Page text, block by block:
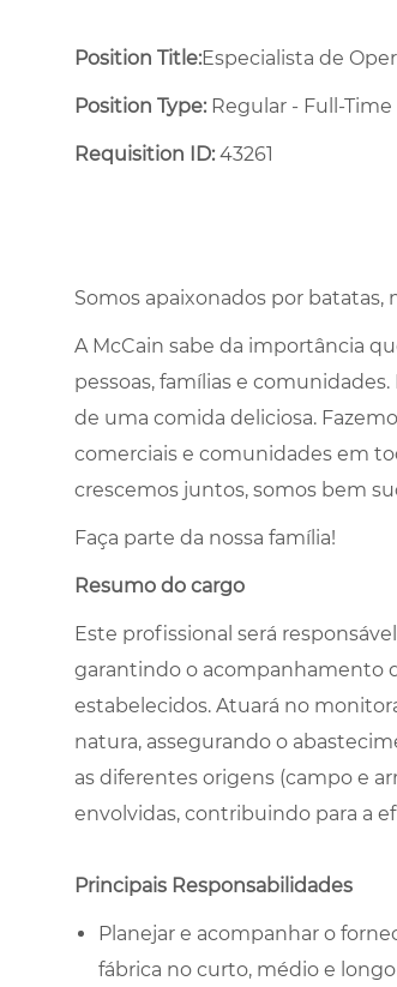
Position Title:Especialista de
Position Type:Regular - Full-Time ​
Requisition ID:43261
Somos apaixonados por batatas,
A McCain sabe da importância
pessoas, famílias e
de uma comida deliciosa.
comerciais e comunidades em
crescemos juntos, somos bem
Faça parte da nossa família!
Resumo do cargo
Este profissional será
garantindo o acompanhamento
estabelecidos. Atuará no
natura, assegurando o
as diferentes origens (campo e
envolvidas, contribuindo para a
Principais Responsabilidades
Planejar e acompanhar o
fábrica no curto, médio e